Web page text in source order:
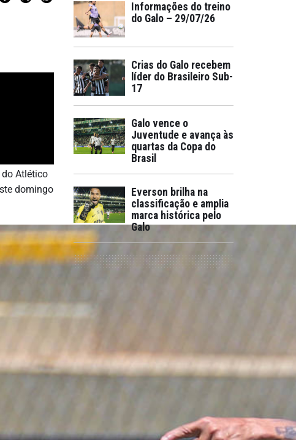
Atlético
domingo
Informações do treino
do Galo – 29/07/26
Crias do Galo recebem
líder do Brasileiro Sub-
17
Galo vence o
Juventude e avança às
quartas da Copa do
Brasil
Everson brilha na
classificação e amplia
marca histórica pelo
Galo